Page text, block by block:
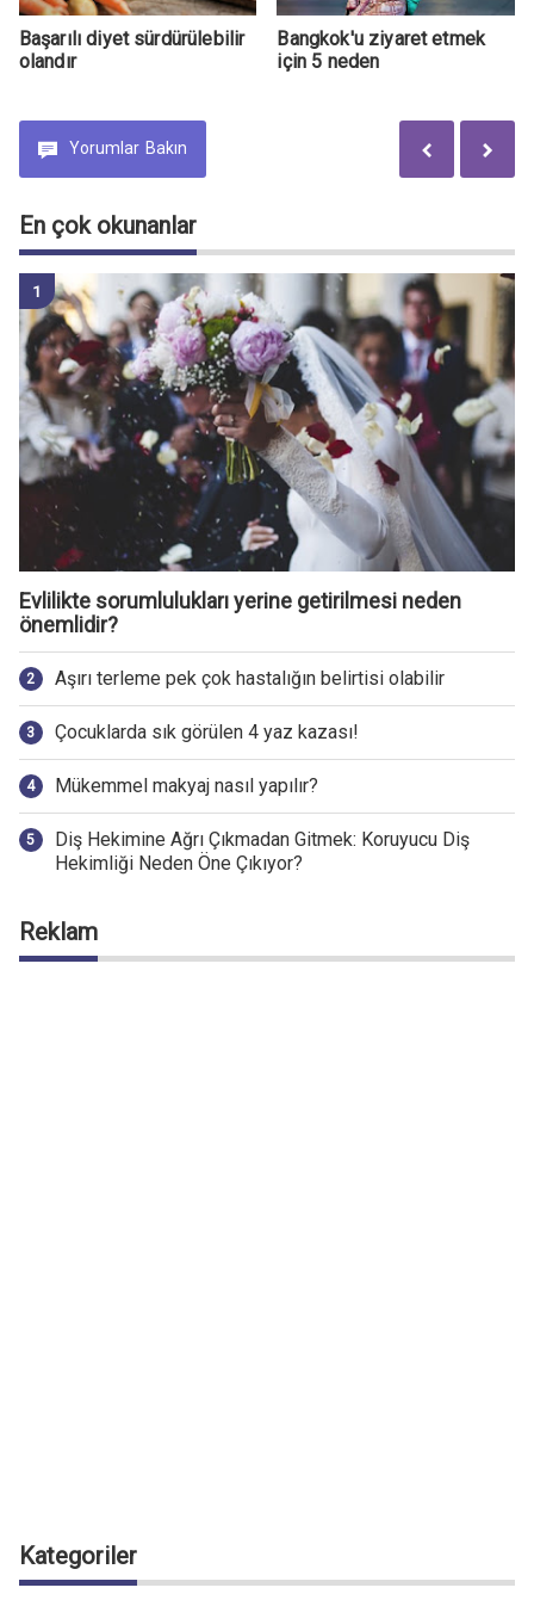
Başarılı diyet sürdürülebilir
olandır
Bangkok'u ziyaret etmek
için 5 neden
Yorumlar Bakın
En çok okunanlar
Evlilikte sorumlulukları yerine getirilmesi neden
önemlidir?
Aşırı terleme pek çok hastalığın belirtisi olabilir
Çocuklarda sık görülen 4 yaz kazası!
Mükemmel makyaj nasıl yapılır?
Diş Hekimine Ağrı Çıkmadan Gitmek: Koruyucu Diş
Hekimliği Neden Öne Çıkıyor?
Reklam
Kategoriler